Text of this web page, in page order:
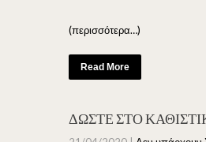
(περισσότερα…)
Read More
ΔΩΣΤΕ ΣΤΟ